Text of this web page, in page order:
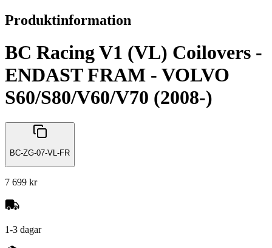
Produktinformation
BC Racing V1 (VL) Coilovers -
ENDAST FRAM - VOLVO
S60/S80/V60/V70 (2008-)
BC-ZG-07-VL-FR
7 699 kr
1-3 dagar